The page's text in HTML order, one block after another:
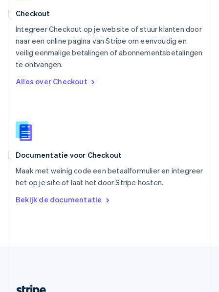
Checkout
Integreer Checkout op je website of stuur klanten door
naar een online pagina van Stripe om eenvoudig en
veilig eenmalige betalingen of abonnementsbetalingen
te ontvangen.
Alles over Checkout
Documentatie voor Checkout
Maak met weinig code een betaalformulier en integreer
het op je site of laat het door Stripe hosten.
Bekijk de documentatie
Portugal
Roemenië
English
Singapore
English简体中文
EnglishItaliano
Español
Thailand
Tsjechië
Vasteland van China
简体中文English
English